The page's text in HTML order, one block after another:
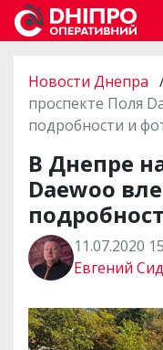
Новости Днепра
проспекте Поля
подробности и
В Днепре
Daewoo
11.07.2020
Евгений